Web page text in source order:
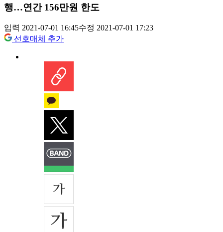
행…연간 156만원 한도
입력 2021-07-01 16:45수정 2021-07-01 17:23
선호매체 추가